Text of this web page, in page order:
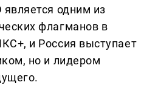
является одним из
флагманов в
и Россия выступает
но и лидером